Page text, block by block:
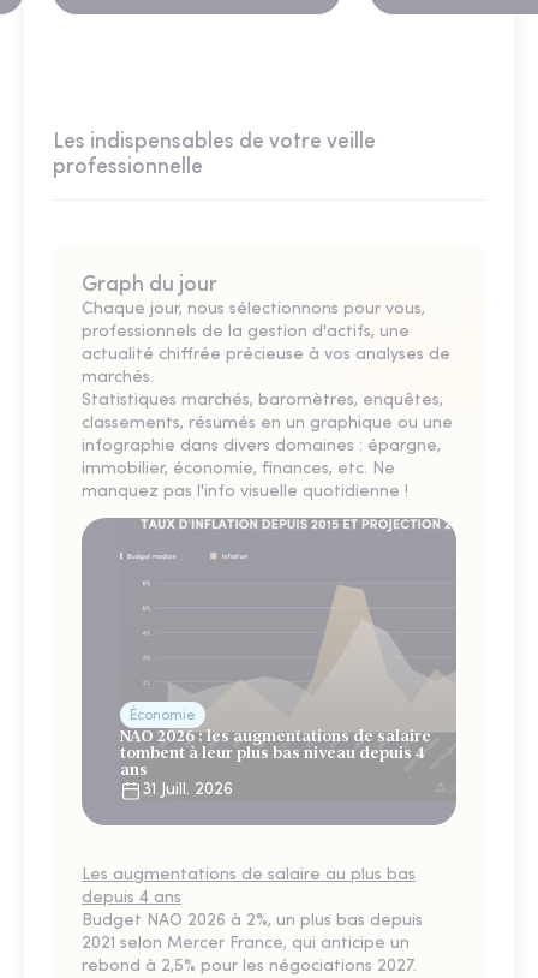
Les indispensables de votre veille
professionnelle
Graph du jour
Chaque jour, nous sélectionnons pour vous,
professionnels de la gestion d'actifs, une
actualité chiffrée précieuse à vos analyses de
marchés.
Statistiques marchés, baromètres, enquêtes,
classements, résumés en un graphique ou une
infographie dans divers domaines : épargne,
immobilier, économie, finances, etc. Ne
manquez pas l'info visuelle quotidienne !
Économie
NAO 2026 : les augmentations de salaire
tombent à leur plus bas niveau depuis 4
ans
31 Juill. 2026
Les augmentations de salaire au plus bas
depuis 4 ans
Budget NAO 2026 à 2%, un plus bas depuis
2021 selon Mercer France, qui anticipe un
rebond à 2,5% pour les négociations 2027.